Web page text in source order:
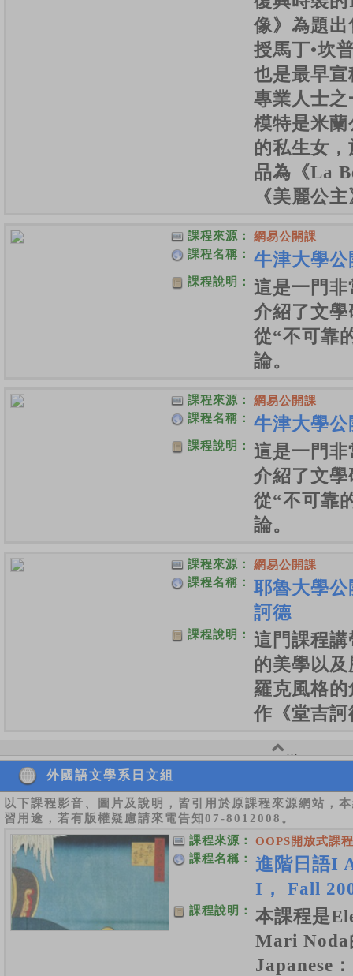
像》為題
授馬丁•坎
也是最早
專業人士
模特是米
的私生女
品為《La
《美麗公
課程來源：
網易公開課
課程名稱：
牛津大學
課程說明：
這是一門
介紹了文
從“不可靠
論。
課程來源：
網易公開課
課程名稱：
牛津大學
課程說明：
這是一門
介紹了文
從“不可靠
論。
課程來源：
網易公開課
課程名稱：
耶魯大學
訶德
課程說明：
這門課程
的美學以
羅克風格
作《堂吉
外國語文學系日文組
以下課程影音、圖片及說明，皆引用於原課程來源網站，
習用途，若有版權疑慮請來電告知07-8012008。
課程來源：
OOPS開放式課
課程名稱：
進階日語I
I， Fall
課程說明：
本課程是
Mari Noda
Japanese